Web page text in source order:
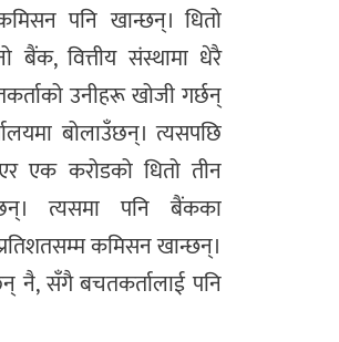
पनि खान्छन्। धितो
बैंक, वित्तीय संस्थामा धेरै
उनीहरू खोजी गर्छन्
बोलाउँछन्। त्यसपछि
एक करोडको धितो तीन
त्यसमा पनि बैंकका
कमिसन खान्छन्।
नै, सँगै बचतकर्तालाई पनि